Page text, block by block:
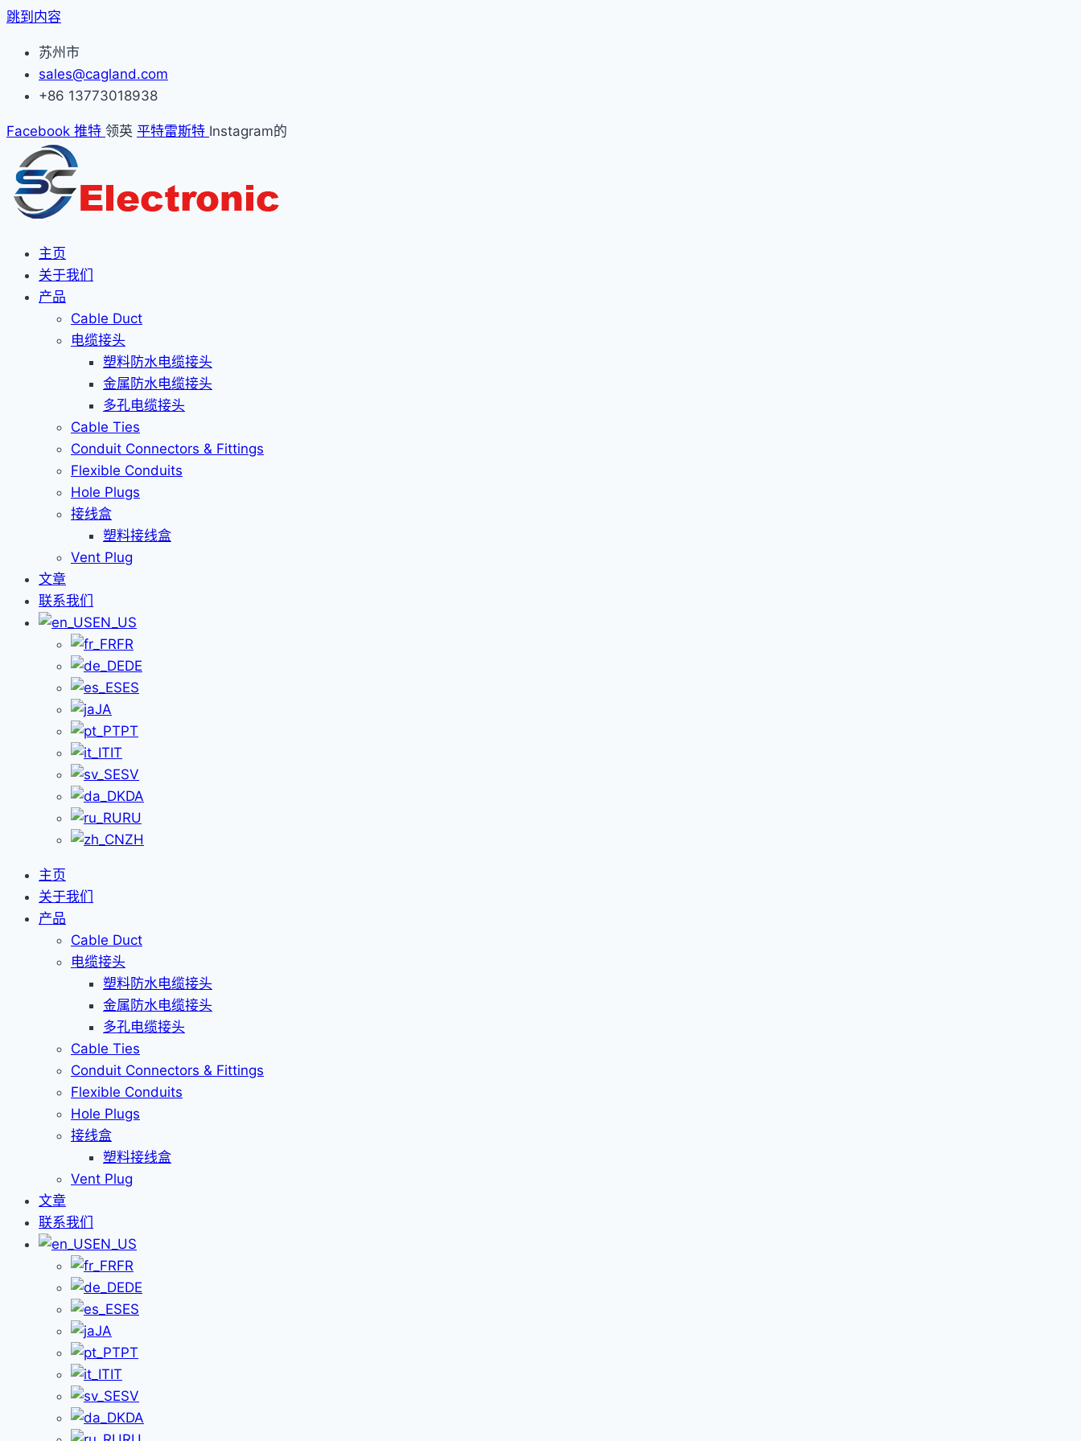
跳到内容
苏州市
sales@cagland.com
+86 13773018938
Facebook 推特 领英 平特雷斯特 Instagram的
主页
关于我们
产品
Cable Duct
电缆接头
塑料防水电缆接头
金属防水电缆接头
多孔电缆接头
Cable Ties
Conduit Connectors & Fittings
Flexible Conduits
Hole Plugs
接线盒
塑料接线盒
Vent Plug
文章
联系我们
EN_US
FR
DE
ES
JA
PT
IT
SV
DA
RU
ZH
主页
关于我们
产品
Cable Duct
电缆接头
塑料防水电缆接头
金属防水电缆接头
多孔电缆接头
Cable Ties
Conduit Connectors & Fittings
Flexible Conduits
Hole Plugs
接线盒
塑料接线盒
Vent Plug
文章
联系我们
EN_US
FR
DE
ES
JA
PT
IT
SV
DA